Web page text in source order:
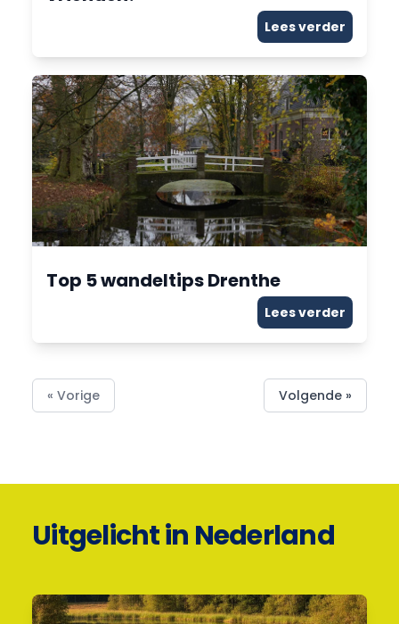
Lees verder
Top 5 wandeltips Drenthe
Lees verder
« Vorige Volgende »
Uitgelicht in Nederland